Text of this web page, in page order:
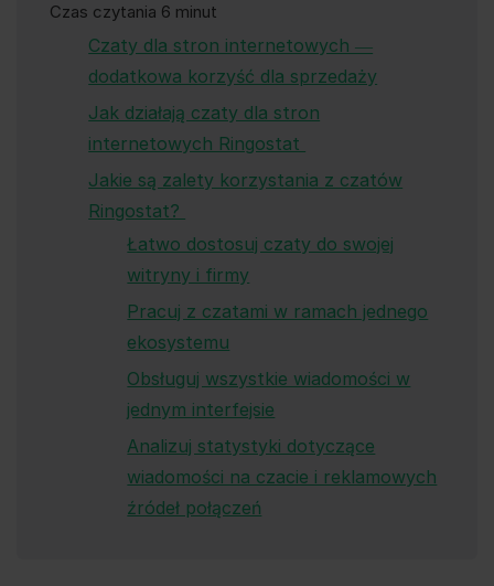
Czas czytania 6 minut
Czaty dla stron internetowych ―
dodatkowa korzyść dla sprzedaży
Jak działają czaty dla stron
internetowych Ringostat
Jakie są zalety korzystania z czatów
Ringostat?
Łatwo dostosuj czaty do swojej
witryny i firmy
Pracuj z czatami w ramach jednego
ekosystemu
Obsługuj wszystkie wiadomości w
jednym interfejsie
Analizuj statystyki dotyczące
wiadomości na czacie i reklamowych
źródeł połączeń